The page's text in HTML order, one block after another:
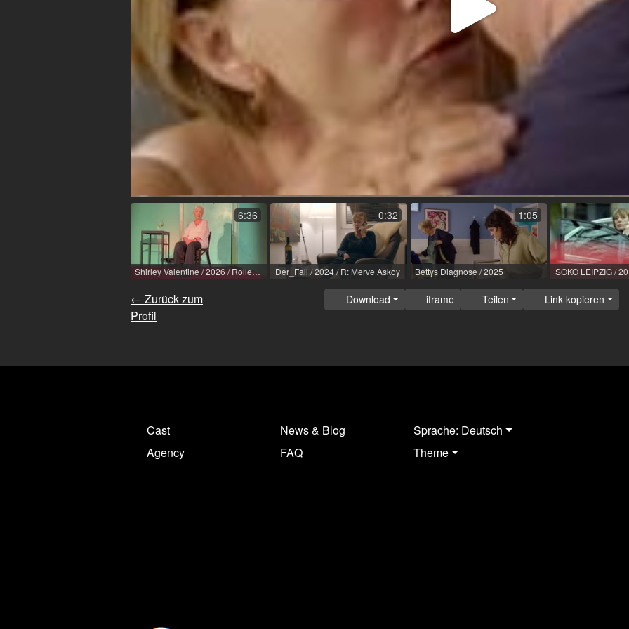
Video
Shirley Valentine / 2026 / Rolle: Shirley
6:36
Der_Fall / 2024 / R: Merve Askoy
0:32
Bettys Diagnose / 2025
1:05
← Zurück zum
Profil
Download iframe Teilen Link kopieren
Cast
Agency
News & Blog
FAQ
Sprache: Deutsch
Theme